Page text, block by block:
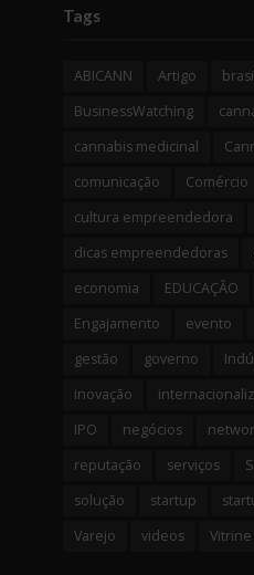
Tags
ABICANN Artigo
BusinessWatching
cannabis medicinal
comunicação
Comércio
cultura empreendedora
dicas empreendedoras
economia
EDUCAÇÃO
Engajamento
evento
gestão
governo
inovação
IPO
negócios
reputação
serviços
solução
startup
Varejo
videos Vitrine